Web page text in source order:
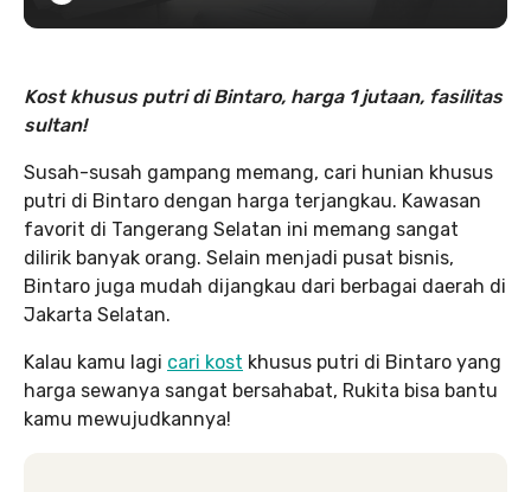
Kost khusus putri di Bintaro, harga 1 jutaan, fasilitas
sultan!
Susah-susah gampang memang, cari hunian khusus
putri di Bintaro dengan harga terjangkau. Kawasan
favorit di Tangerang Selatan ini memang sangat
dilirik banyak orang. Selain menjadi pusat bisnis,
Bintaro juga mudah dijangkau dari berbagai daerah di
Jakarta Selatan.
Kalau kamu lagi cari kost khusus putri di Bintaro yang
harga sewanya sangat bersahabat, Rukita bisa bantu
kamu mewujudkannya!